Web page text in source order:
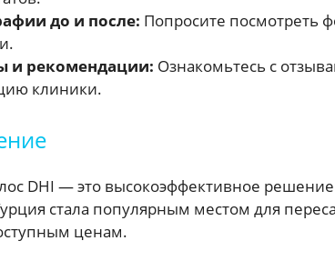
до и после: Попросите посмотреть
и рекомендации: Ознакомьтесь с
клиники.
DHI — это высокоэффективное
стала популярным местом для
ценам.